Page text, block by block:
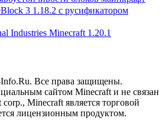
3 1.18.2 с русификатором
Industries Minecraft 1.20.1
Все права защищены.
сайтом Minecraft и не связан
Minecraft является торговой
лицензионным продуктом.